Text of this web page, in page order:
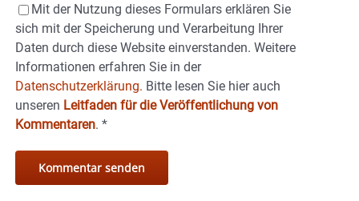
Mit der Nutzung dieses Formulars erklären Sie
sich mit der Speicherung und Verarbeitung Ihrer
Daten durch diese Website einverstanden. Weitere
Informationen erfahren Sie in der
Datenschutzerklärung. Bitte lesen Sie hier auch
unseren Leitfaden für die Veröffentlichung von
Kommentaren. *